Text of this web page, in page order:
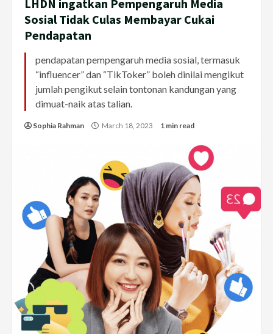
LHDN ingatkan Pempengaruh Media
Sosial Tidak Culas Membayar Cukai
Pendapatan
pendapatan pempengaruh media sosial, termasuk
“influencer” dan “TikToker” boleh dinilai mengikut
jumlah pengikut selain tontonan kandungan yang
dimuat-naik atas talian.
Sophia Rahman March 18, 2023 1 min read